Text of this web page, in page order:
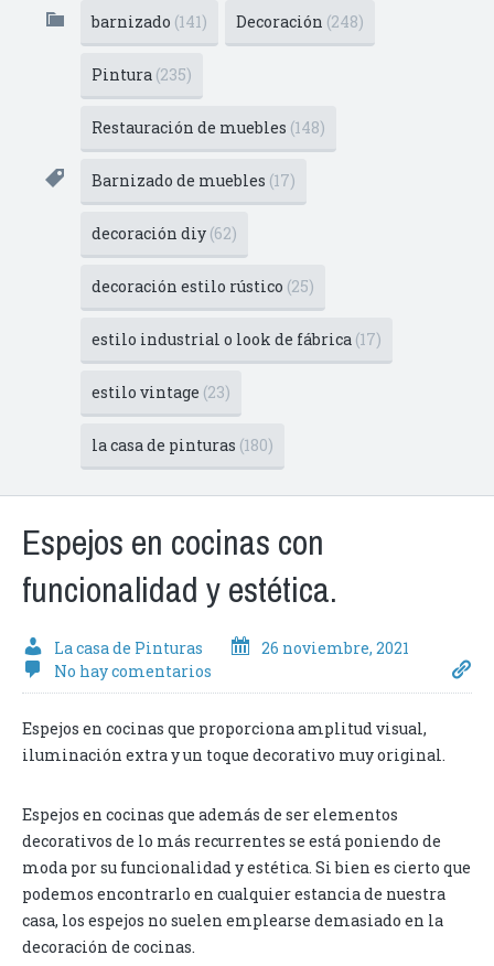
barnizado (141) Decoración (248)
Pintura (235)
Restauración de muebles (148)
Barnizado de muebles (17)
decoración diy (62)
decoración estilo rústico (25)
estilo industrial o look de fábrica (17)
estilo vintage (23)
la casa de pinturas (180)
Espejos en cocinas con
funcionalidad y estética.
La casa de Pinturas
26 noviembre, 2021
No hay comentarios
Espejos en cocinas que proporciona amplitud visual,
iluminación extra y un toque decorativo muy original.
Espejos en cocinas que además de ser elementos
decorativos de lo más recurrentes se está poniendo de
moda por su funcionalidad y estética. Si bien es cierto que
podemos encontrarlo en cualquier estancia de nuestra
casa, los espejos no suelen emplearse demasiado en la
decoración de cocinas.